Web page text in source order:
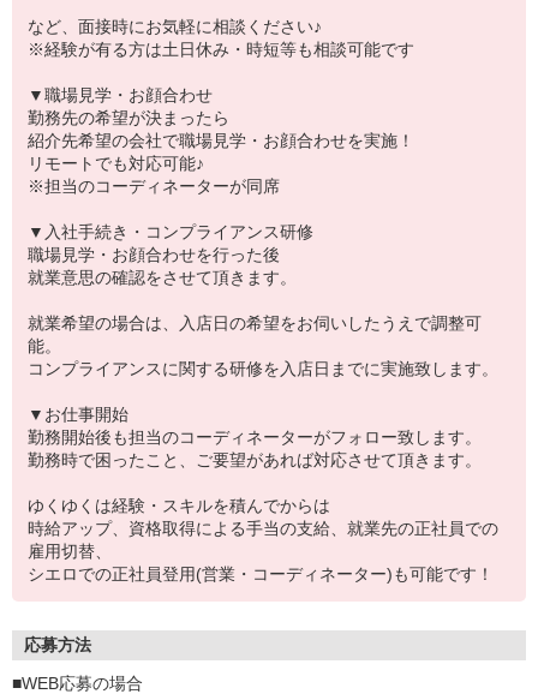
など、面接時にお気軽に相談ください♪
※経験が有る方は土日休み・時短等も相談可能です
▼職場見学・お顔合わせ
勤務先の希望が決まったら
紹介先希望の会社で職場見学・お顔合わせを実施！
リモートでも対応可能♪
※担当のコーディネーターが同席
▼入社手続き・コンプライアンス研修
職場見学・お顔合わせを行った後
就業意思の確認をさせて頂きます。
就業希望の場合は、入店日の希望をお伺いしたうえで調整可
能。
コンプライアンスに関する研修を入店日までに実施致します。
▼お仕事開始
勤務開始後も担当のコーディネーターがフォロー致します。
勤務時で困ったこと、ご要望があれば対応させて頂きます。
ゆくゆくは経験・スキルを積んでからは
時給アップ、資格取得による手当の支給、就業先の正社員での
雇用切替、
シエロでの正社員登用(営業・コーディネーター)も可能です！
応募方法
■WEB応募の場合